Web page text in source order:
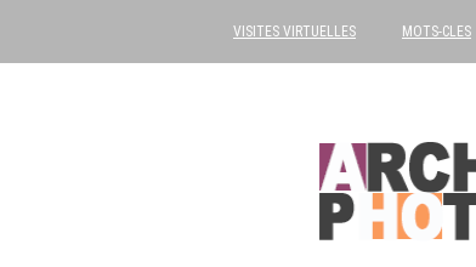
VISITES VIRTUELLES MOTS-CLES